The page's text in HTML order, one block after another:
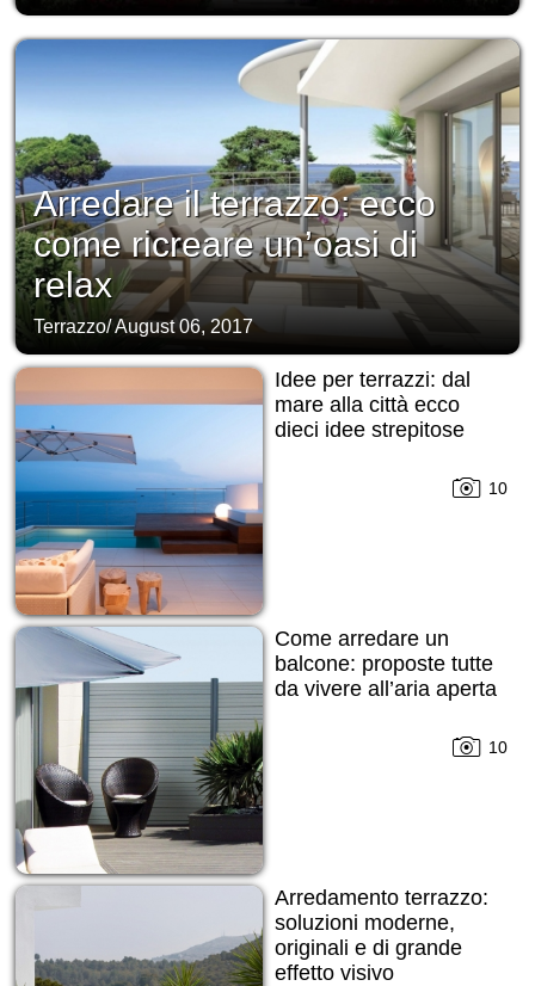
Arredare il terrazzo: ecco
come ricreare un’oasi di
relax
Terrazzo/August 06, 2017
Idee per terrazzi: dal
mare alla città ecco
dieci idee strepitose
10
Come arredare un
balcone: proposte tutte
da vivere all’aria aperta
10
Arredamento terrazzo:
soluzioni moderne,
originali e di grande
effetto visivo